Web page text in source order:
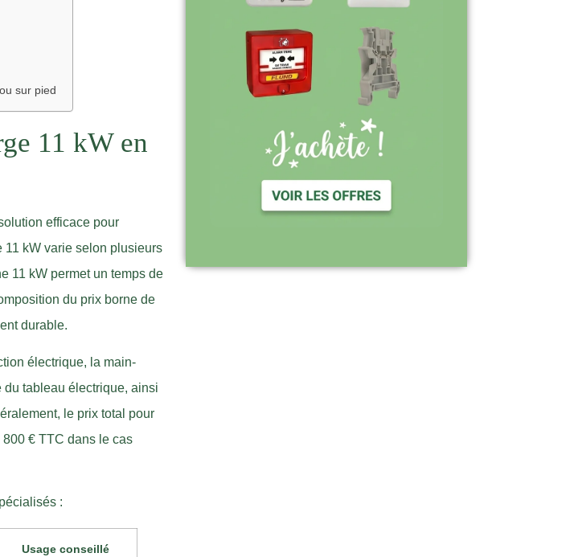
sur pied
11 kW en
efficace pour
11 kW varie selon plusieurs
11 kW permet un temps de
du prix borne de
durable.
électrique, la main-
tableau électrique, ainsi
le prix total pour
€ TTC dans le cas
:
Usage conseillé
Expédition sous 24-48h : livraison rapide
après validation de commande
Support réactif : une équipe disponible
pour vous accompagner
Visiter le site